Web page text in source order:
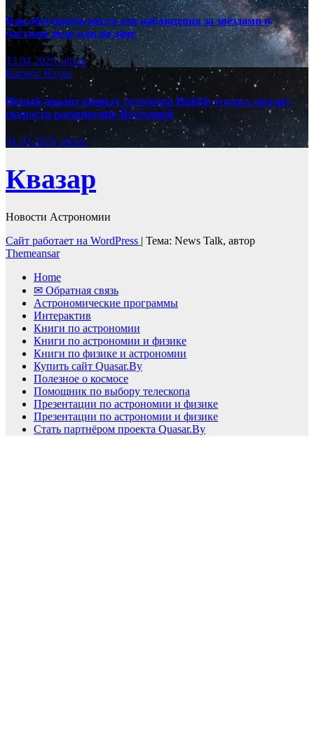
Как обустроить место для наблюдения за звёздами в
частном доме или на даче
13.04.2026admin
Космос Наука
Новый анализ данных телескопа Hubble усилил загадку
скорости расширения Вселенной
01.03.2026admin
Квазар
Новости Астрономии
Сайт работает на WordPress | Тема: News Talk, автор
Themeansar
Home
✉ Обратная связь
Астрономические программы
Интерактив
Книги по астрономии
Книги по астрономии и физике
Книги по физике и астрономии
Купить сайт Quasar.By
Полезное о космосе
Помощник по выбору телескопа
Презентации по астрономии и физике
Презентации по астрономии и физике
Стать партнёром проекта Quasar.By